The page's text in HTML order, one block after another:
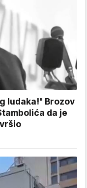
ludaka!" Brozov
da je